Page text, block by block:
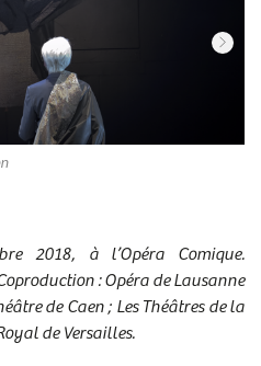
2018, à l’Opéra Comique.
: Opéra de Lausanne
de Caen ; Les Théâtres de la
de Versailles.